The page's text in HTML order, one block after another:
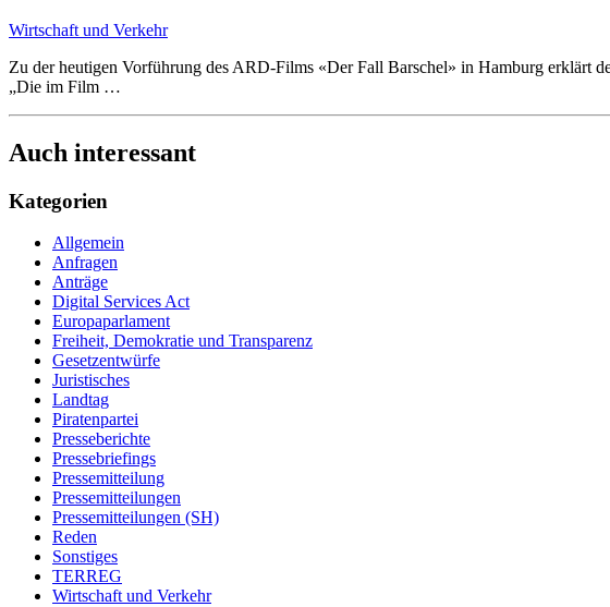
Wirtschaft und Verkehr
Zu der heutigen Vorführung des ARD-Films «Der Fall Barschel» in Hamburg erklärt
„Die im Film …
Auch interessant
Kategorien
Allgemein
Anfragen
Anträge
Digital Services Act
Europaparlament
Freiheit, Demokratie und Transparenz
Gesetzentwürfe
Juristisches
Landtag
Piratenpartei
Presseberichte
Pressebriefings
Pressemitteilung
Pressemitteilungen
Pressemitteilungen (SH)
Reden
Sonstiges
TERREG
Wirtschaft und Verkehr